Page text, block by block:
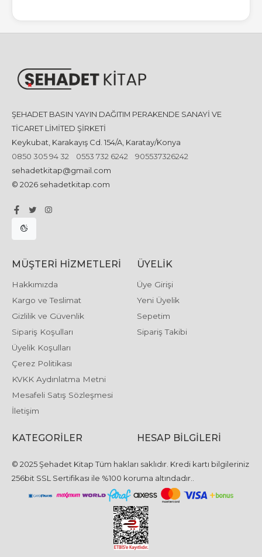
ŞEHADET BASIN YAYIN DAĞITIM PERAKENDE SANAYİ VE
TİCARET LİMİTED ŞİRKETİ
Keykubat, Karakayış Cd. 154/A, Karatay/Konya
0850 305 94 32
0553 732 6242
905537326242
sehadetkitap@gmail.com
© 2026 sehadetkitap.com
MÜŞTERI HIZMETLERI
Hakkımızda
Kargo ve Teslimat
Gizlilik ve Güvenlik
Sipariş Koşulları
Üyelik Koşulları
Çerez Politikası
KVKK Aydınlatma Metni
Mesafeli Satış Sözleşmesi
İletişim
ÜYELIK
Üye Girişi
Yeni Üyelik
Sepetim
Sipariş Takibi
KATEGORILER HESAP BILGILERI
© 2025 Şehadet Kitap Tüm hakları saklıdır. Kredi kartı bilgileriniz
256bit SSL Sertifikası ile %100 koruma altındadır..